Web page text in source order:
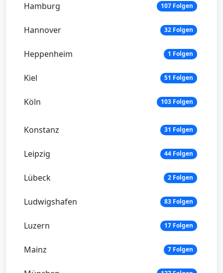
Hamburg 107 Folgen
Hannover 32 Folgen
Heppenheim 1 Folgen
Kiel 51 Folgen
Köln 103 Folgen
Konstanz 31 Folgen
Leipzig 44 Folgen
Lübeck 2 Folgen
Ludwigshafen 83 Folgen
Luzern 17 Folgen
Mainz 7 Folgen